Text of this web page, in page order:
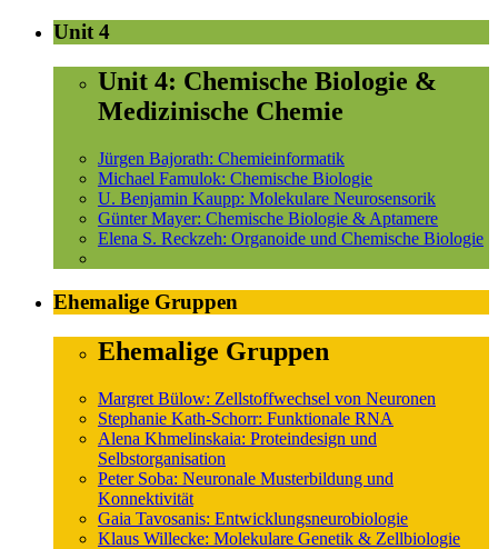
Unit 4
Unit 4: Chemische Biologie &
Medizinische Chemie
Jürgen Bajorath: Chemieinformatik
Michael Famulok: Chemische Biologie
U. Benjamin Kaupp: Molekulare Neurosensorik
Günter Mayer: Chemische Biologie & Aptamere
Elena S. Reckzeh: Organoide und Chemische Biologie
Ehemalige Gruppen
Ehemalige Gruppen
Margret Bülow: Zellstoffwechsel von Neuronen
Stephanie Kath-Schorr: Funktionale RNA
Alena Khmelinskaia: Proteindesign und
Selbstorganisation
Peter Soba: Neuronale Musterbildung und
Konnektivität
Gaia Tavosanis: Entwicklungsneurobiologie
Klaus Willecke: Molekulare Genetik & Zellbiologie